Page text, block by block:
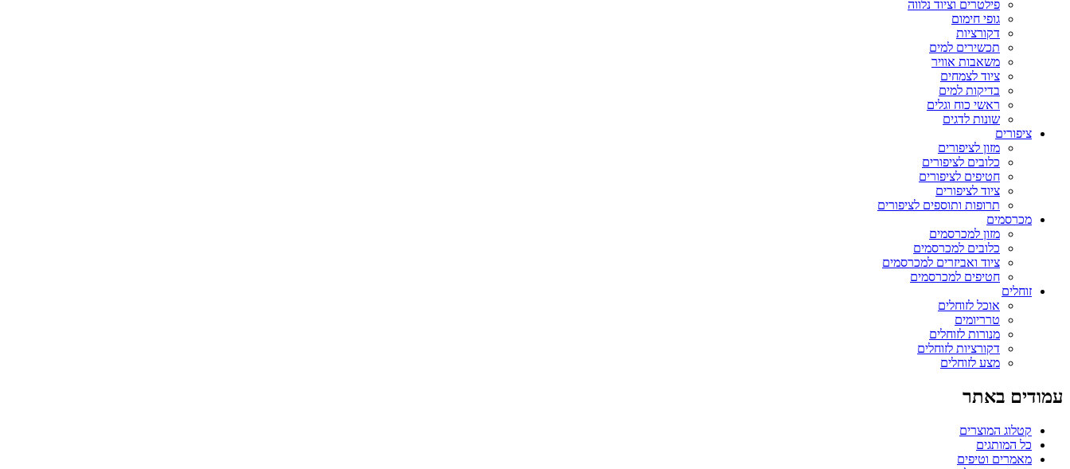
פילטרים וציוד נלווה
גופי חימום
דקורציות
תכשירים למים
משאבות אוויר
ציוד לצמחים
בדיקות למים
ראשי כוח וגלים
שונות לדגים
ציפורים
מזון לציפורים
כלובים לציפורים
חטיפים לציפורים
ציוד לציפורים
תרופות ותוספים לציפורים
מכרסמים
מזון למכרסמים
כלובים למכרסמים
ציוד ואביזרים למכרסמים
חטיפים למכרסמים
זוחלים
אוכל לזוחלים
טרריומים
מנורות לזוחלים
דקורציות לזוחלים
מצע לזוחלים
עמודים באתר
קטלוג המוצרים
כל המותגים
מאמרים וטיפים